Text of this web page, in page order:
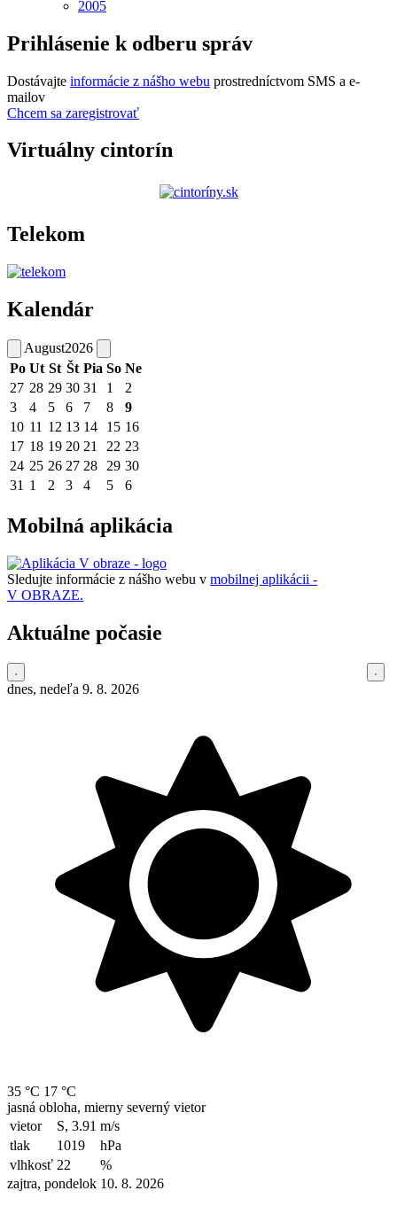
2005
Prihlásenie k odberu správ
Dostávajte informácie z nášho webu prostredníctvom SMS a e-
mailov
Chcem sa zaregistrovať
Virtuálny cintorín
Telekom
Kalendár
August2026
Po Ut St Št Pia So Ne
27 28 29 30 31 1
2
3
4 5 6 7 8
9
10 11 12 13 14 15 16
17 18 19 20 21 22 23
24 25 26 27 28 29 30
31 1 2 3 4 5 6
Mobilná aplikácia
Sledujte informácie z nášho webu v mobilnej aplikácii -
V OBRAZE.
Aktuálne počasie
dnes, nedeľa 9. 8. 2026
35 °C 17 °C
jasná obloha, mierny severný vietor
vietor
S, 3.91 m/s
tlak
1019
hPa
vlhkosť 22
%
zajtra, pondelok 10. 8. 2026